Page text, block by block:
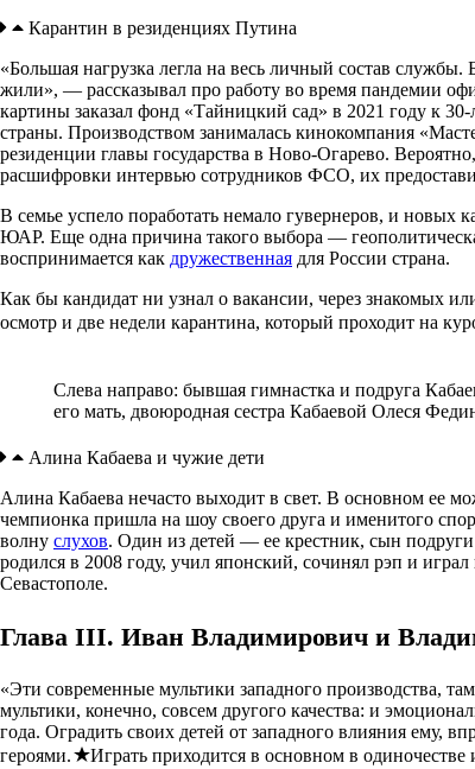
Карантин в резиденциях Путина
«Большая нагрузка легла на весь личный состав
жили», — рассказывал про работу во время пандемии
картины заказал фонд «Тайницкий сад» в 2021 году к
страны. Производством занималась кинокомпания
резиденции главы государства в Ново-Огарево.
расшифровки интервью сотрудников ФСО, их
В семье успело поработать немало гувернеров, и новых
ЮАР. Еще одна причина такого выбора —
воспринимается как дружественная для России страна.
Как бы кандидат ни узнал о вакансии, через знакомых
осмотр и две недели карантина, который проходит на
Слева направо: бывшая гимнастка и подруга
его мать, двоюродная сестра Кабаевой Олеся
Алина Кабаева и чужие дети
Алина Кабаева нечасто выходит в свет. В основном ее
чемпионка пришла на шоу своего друга и именитого
волну слухов. Один из детей — ее крестник, сын
родился в 2008 году, учил японский, сочинял рэп и
Севастополе.
Глава III. Иван Владимирович и
«Эти современные мультики западного производства,
мультики, конечно, совсем другого качества: и
года. Оградить своих детей от западного влияния ему,
героями.
Играть приходится в основном в